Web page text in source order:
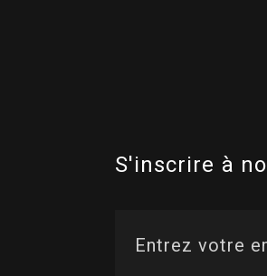
S'inscrire à